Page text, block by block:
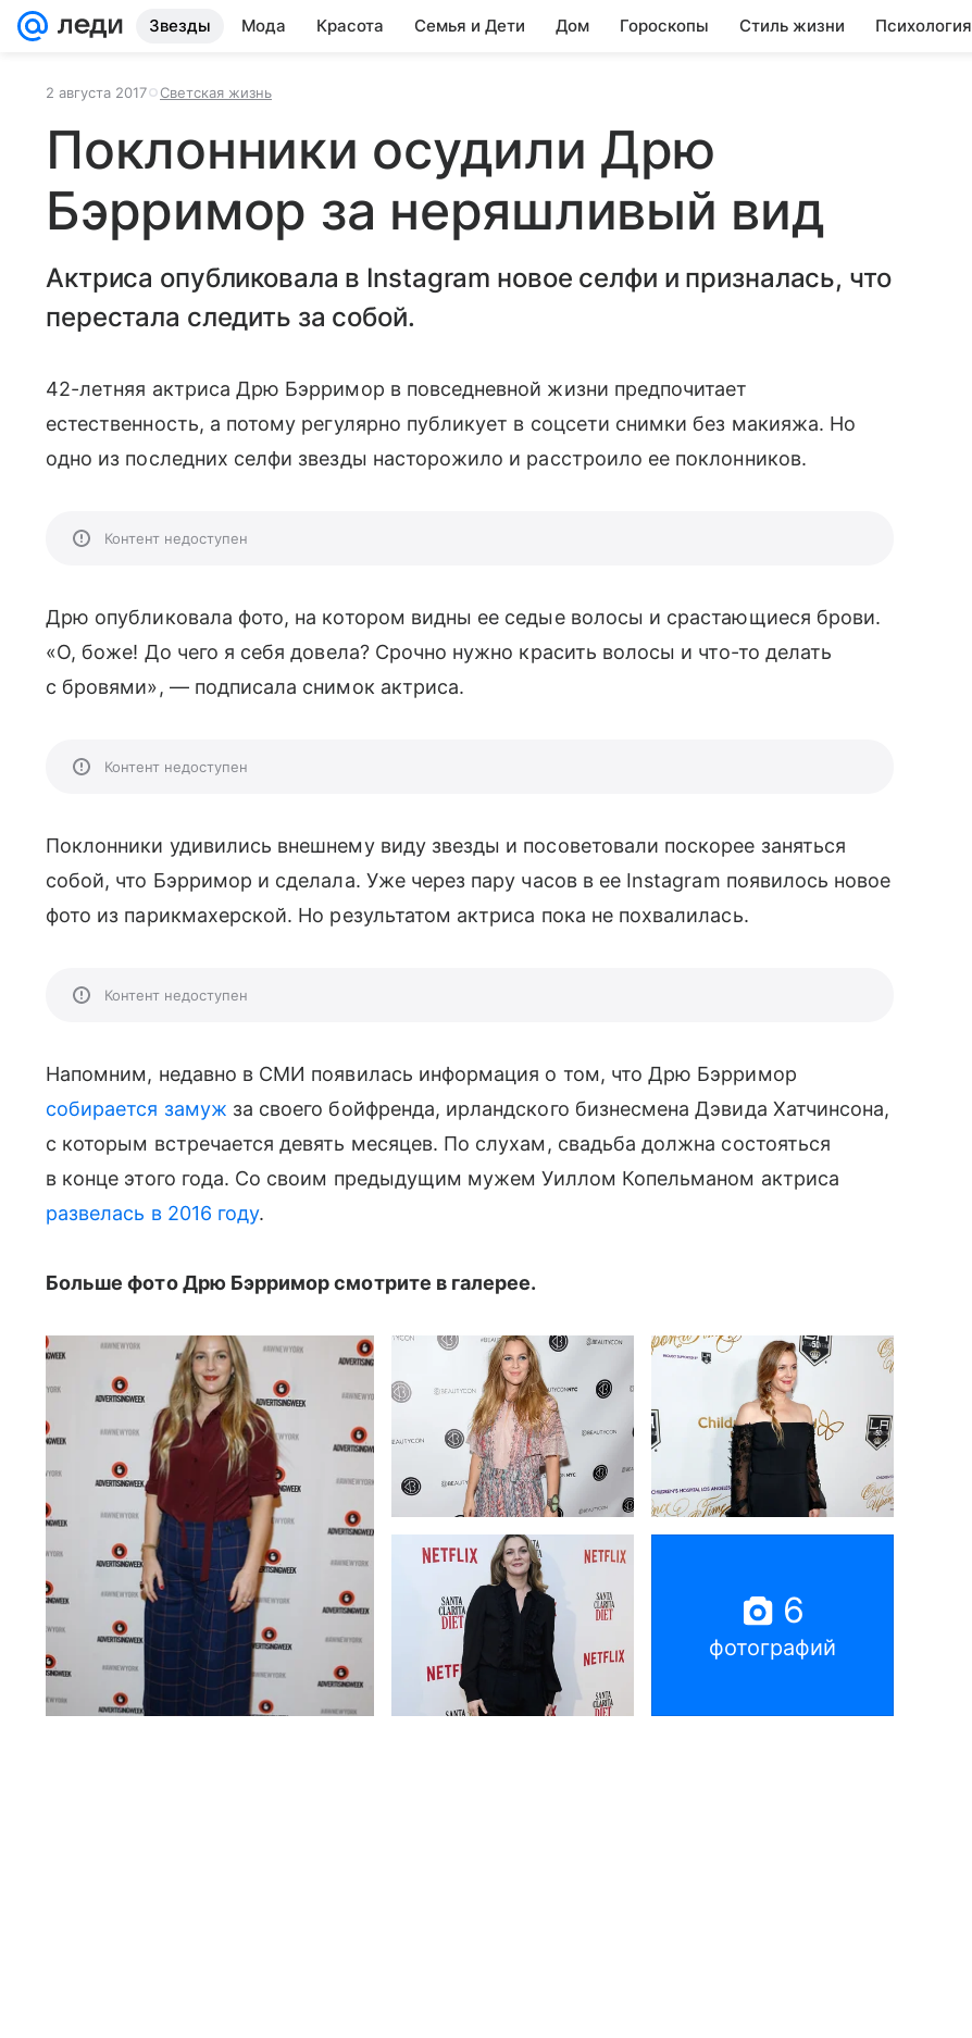
Звезды Мода Красота Семья и Дети Дом Гороскопы Стиль жизни Психология
2 августа 2017 Светская жизнь
Поклонники осудили Дрю
Бэрримор за неряшливый вид
Актриса опубликовала в Instagram новое селфи и призналась, что
перестала следить за собой.
42-летняя актриса Дрю Бэрримор в повседневной жизни предпочитает
естественность, а потому регулярно публикует в соцсети снимки без макияжа. Но
одно из последних селфи звезды насторожило и расстроило ее поклонников.
Контент недоступен
Дрю опубликовала фото, на котором видны ее седые волосы и срастающиеся брови.
«О, боже! До чего я себя довела? Срочно нужно красить волосы и что-то делать
с бровями», — подписала снимок актриса.
Контент недоступен
Поклонники удивились внешнему виду звезды и посоветовали поскорее заняться
собой, что Бэрримор и сделала. Уже через пару часов в ее Instagram появилось новое
фото из парикмахерской. Но результатом актриса пока не похвалилась.
Контент недоступен
Напомним, недавно в СМИ появилась информация о том, что Дрю Бэрримор
собирается замуж за своего бойфренда, ирландского бизнесмена Дэвида Хатчинсона,
с которым встречается девять месяцев. По слухам, свадьба должна состояться
в конце этого года. Со своим предыдущим мужем Уиллом Копельманом актриса
развелась в 2016 году.
Больше фото Дрю Бэрримор смотрите в галерее.
6
фотографий